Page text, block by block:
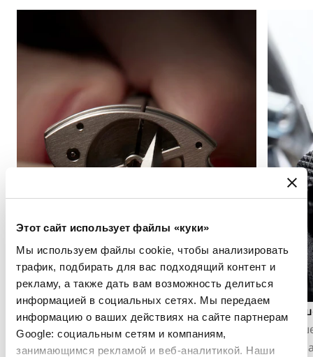
Этот сайт использует файлы «куки»
Мы используем файлы cookie, чтобы анализировать
трафик, подбирать для вас подходящий контент и
рекламу, а также дать вам возможность делиться
информацией в социальных сетях. Мы передаем
информацию о ваших действиях на сайте партнерам
Google: социальным сетям и компаниям,
занимающимся рекламой и веб-аналитикой. Наши
Англаж
Англаж заключается в снятии фаски и
последующей полировке кромок